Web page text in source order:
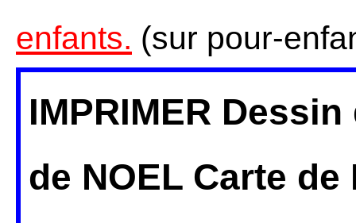
enfants. (sur pour-
IMPRIMER Dessin
de NOEL Carte de